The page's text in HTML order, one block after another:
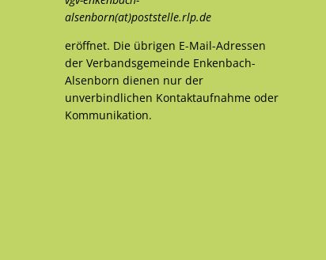
alsenborn(at)poststelle.rlp.de
eröffnet. Die übrigen E-Mail-Adressen
der Verbandsgemeinde Enkenbach-
Alsenborn dienen nur der
unverbindlichen Kontaktaufnahme oder
Kommunikation.